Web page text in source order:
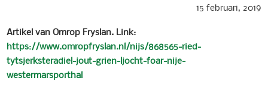
15 februari, 2019
Artikel van Omrop Fryslan. Link:
https://www.omropfryslan.nl/nijs/868565-ried-
tytsjerksteradiel-jout-grien-ljocht-foar-nije-
westermarsporthal